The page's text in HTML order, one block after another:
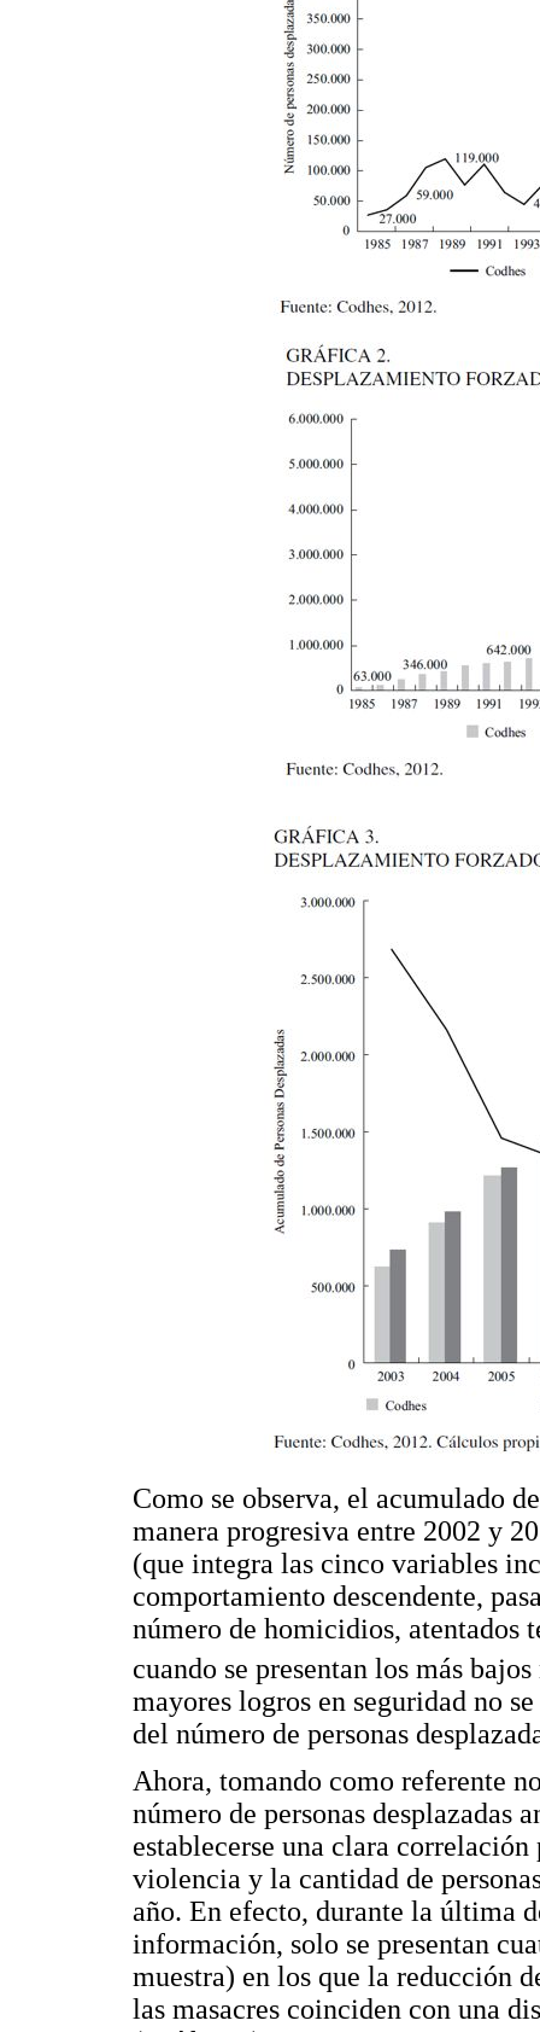
Como se observa, el acumulado
manera progresiva entre 2002 y
(que integra las cinco variables
comportamiento descendente,
número de homicidios, atentados
cuando se presentan los más
mayores logros en seguridad no
del número de personas
Ahora, tomando como referente
número de personas desplazadas
establecerse una clara
violencia y la cantidad de
año. En efecto, durante la última
información, solo se presentan
muestra) en los que la reducción
las masacres coinciden con una